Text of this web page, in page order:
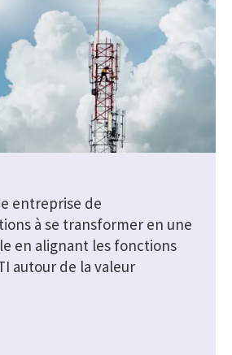
entreprise de
à se transformer en une
en alignant les fonctions
autour de la valeur